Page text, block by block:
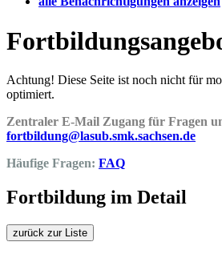
Achtung! Diese Seite ist noch nicht für
optimiert.
Zentraler E-Mail Zugang für Fragen
fortbildung@lasub.smk.sachsen.de
Häufige Fragen: FAQ
Fortbildung im Detail
zurück zur Liste